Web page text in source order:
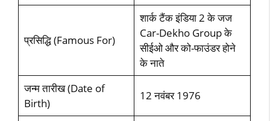
प्रसिद्धि (Famous For)
शार्क टैंक इंडिया 2 के जज
Car-Dekho Group के
सीईओ और को-फाउंडर होने
के नाते
जन्‍म तारीख (Date of
Birth)
12 नवंबर 1976